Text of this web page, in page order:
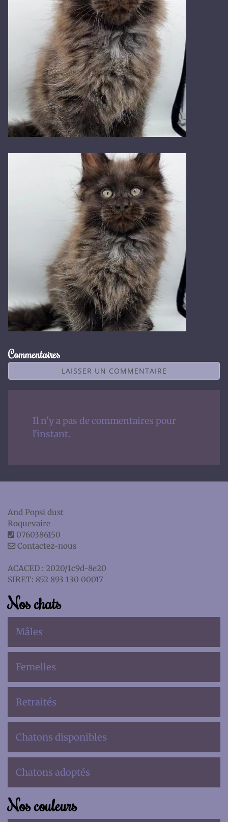
Commentaires
LAISSER UN COMMENTAIRE
Il n'y a pas de commentaires pour
l'instant.
And Popsi dust
Roquevaire
0760386150
Contactez-nous
ACACED : 2020/1c9d-8e20
SIRET: 852 893 130 00017
Nos chats
Mâles
Femelles
Retraités
Chatons disponibles
Chatons adoptés
Nos couleurs